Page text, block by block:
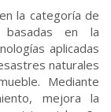
la categoría de
basadas en la
aplicadas
naturales
Mediante
mejora la